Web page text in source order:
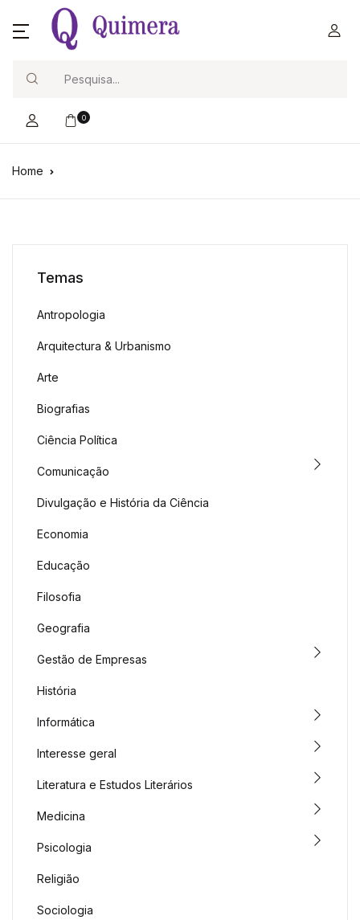
0
Home
Temas
Antropologia
Arquitectura & Urbanismo
Arte
Biografias
Ciência Política
Comunicação
Divulgação e História da Ciência
Economia
Educação
Filosofia
Geografia
Gestão de Empresas
História
Informática
Interesse geral
Literatura e Estudos Literários
Medicina
Psicologia
Religião
Sociologia